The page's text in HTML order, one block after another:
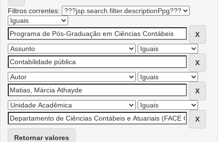
Filtros correntes:
Retornar valores